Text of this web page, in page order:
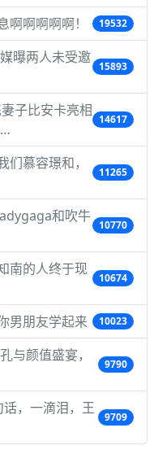
啊啊啊啊！ 19532
曝两人未受邀
15893
子比安卡亮相
14617
慕容璟和，
11265
和吹牛
10770
南的人终于现
10674
男朋友学起来 10023
与颜值盛宴，
9790
，一滴泪，王
9709